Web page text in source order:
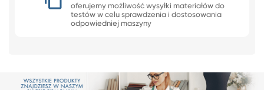
oferujemy możliwość wysyłki materiałów do
testów w celu sprawdzenia i dostosowania
odpowiedniej maszyny